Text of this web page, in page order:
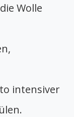
Wolle
intensiver